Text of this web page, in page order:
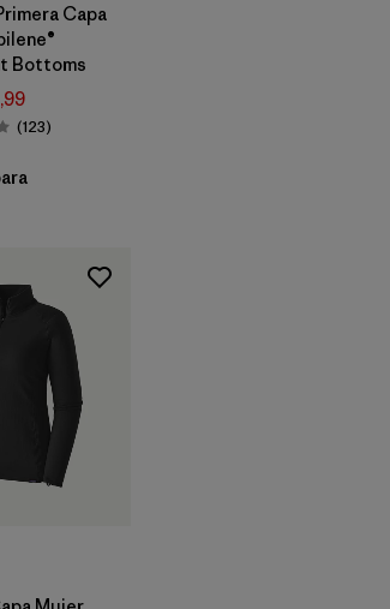
Capa
Bottoms
/ 5
(123Comentarios
)